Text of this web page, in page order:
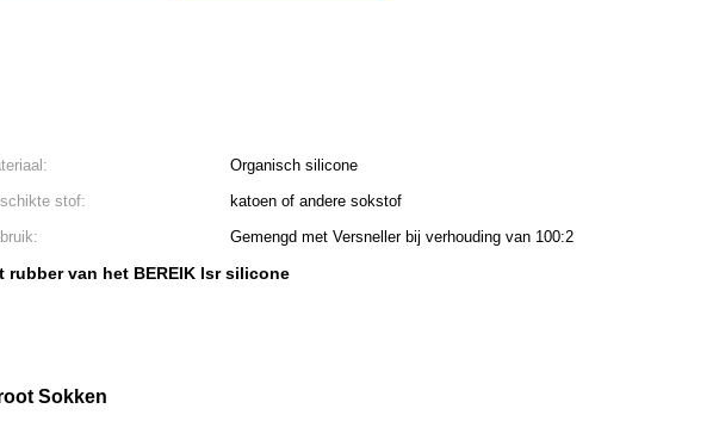
Organisch silicone
stof:
katoen of andere sokstof
Gemengd met Versneller bij verhouding van 100:2
rubber van het BEREIK lsr silicone
Sokken